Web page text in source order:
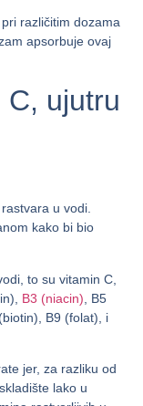
različitim dozama
apsorbuje ovaj
C, ujutru
u vodi.
kako bi bio
to su vitamin C,
B3 (niacin) , B5
(biotin), B9 (folat), i
jer, za razliku od
lako u